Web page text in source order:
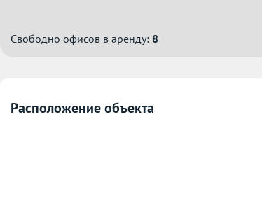
Свободно офисов в аренду: 8
Расположение объекта